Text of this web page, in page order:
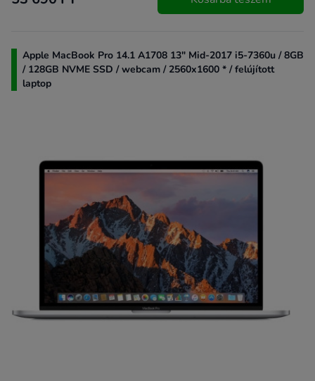
Apple MacBook Pro 14.1 A1708 13" Mid-2017 i5-7360u / 8GB
/ 128GB NVME SSD / webcam / 2560x1600 * / felújított
laptop